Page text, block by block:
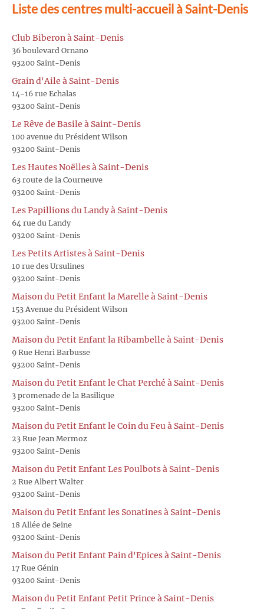
Liste des centres multi-accueil à Saint-Denis
Club Biberon à Saint-Denis
36 boulevard Ornano
93200 Saint-Denis
Grain d'Aile à Saint-Denis
14-16 rue Echalas
93200 Saint-Denis
Le Rêve de Basile à Saint-Denis
100 avenue du Président Wilson
93200 Saint-Denis
Les Hautes Noëlles à Saint-Denis
63 route de la Courneuve
93200 Saint-Denis
Les Papillions du Landy à Saint-Denis
64 rue du Landy
93200 Saint-Denis
Les Petits Artistes à Saint-Denis
10 rue des Ursulines
93200 Saint-Denis
Maison du Petit Enfant la Marelle à Saint-Denis
153 Avenue du Président Wilson
93200 Saint-Denis
Maison du Petit Enfant la Ribambelle à Saint-Denis
9 Rue Henri Barbusse
93200 Saint-Denis
Maison du Petit Enfant le Chat Perché à Saint-Denis
3 promenade de la Basilique
93200 Saint-Denis
Maison du Petit Enfant le Coin du Feu à Saint-Denis
23 Rue Jean Mermoz
93200 Saint-Denis
Maison du Petit Enfant Les Poulbots à Saint-Denis
2 Rue Albert Walter
93200 Saint-Denis
Maison du Petit Enfant les Sonatines à Saint-Denis
18 Allée de Seine
93200 Saint-Denis
Maison du Petit Enfant Pain d'Epices à Saint-Denis
17 Rue Génin
93200 Saint-Denis
Maison du Petit Enfant Petit Prince à Saint-Denis